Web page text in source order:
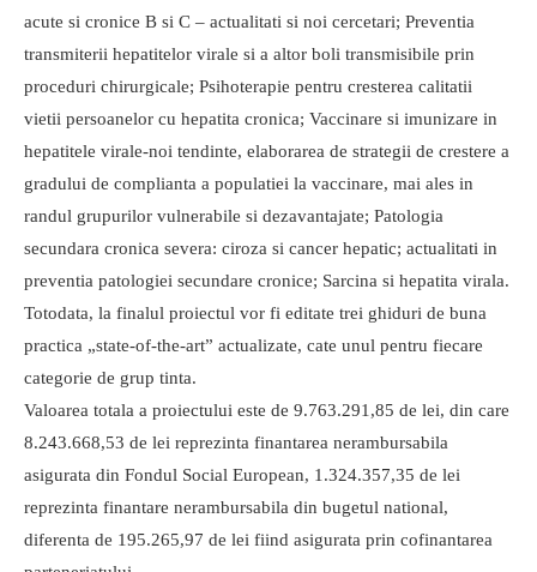
acute si cronice B si C – actualitati si noi cercetari; Preventia
transmiterii hepatitelor virale si a altor boli transmisibile prin
proceduri chirurgicale; Psihoterapie pentru cresterea calitatii
vietii persoanelor cu hepatita cronica; Vaccinare si imunizare in
hepatitele virale-noi tendinte, elaborarea de strategii de crestere a
gradului de complianta a populatiei la vaccinare, mai ales in
randul grupurilor vulnerabile si dezavantajate; Patologia
secundara cronica severa: ciroza si cancer hepatic; actualitati in
preventia patologiei secundare cronice; Sarcina si hepatita virala.
Totodata, la finalul proiectul vor fi editate trei ghiduri de buna
practica „state-of-the-art” actualizate, cate unul pentru fiecare
categorie de grup tinta.
Valoarea totala a proiectului este de 9.763.291,85 de lei, din care
8.243.668,53 de lei reprezinta finantarea nerambursabila
asigurata din Fondul Social European, 1.324.357,35 de lei
reprezinta finantare nerambursabila din bugetul national,
diferenta de 195.265,97 de lei fiind asigurata prin cofinantarea